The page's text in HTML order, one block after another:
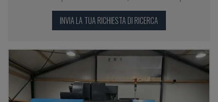
INVIA LA TUA RICHIESTA DI RICERCA